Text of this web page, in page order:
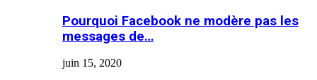
Pourquoi Facebook ne modère pas les
messages de…
juin 15, 2020